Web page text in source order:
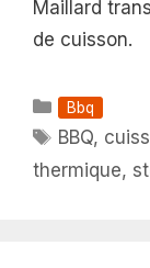
Maillard
de cuisson.
Catégories
Bbq
Étiquettes
BBQ,
thermique,